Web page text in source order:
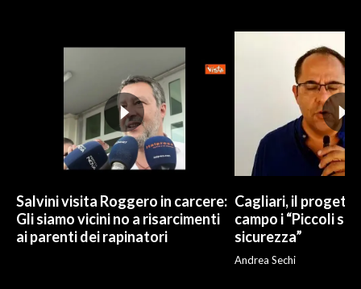
Salvini visita Roggero in carcere:
Gli siamo vicini no a risarcimenti
ai parenti dei rapinatori
Cagliari, il
campo i “Piccoli
sicurezza”
Andrea Sechi